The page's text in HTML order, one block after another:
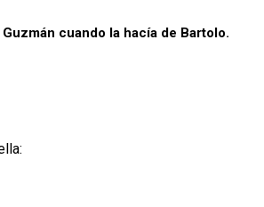
cuando la hacía de Bartolo.